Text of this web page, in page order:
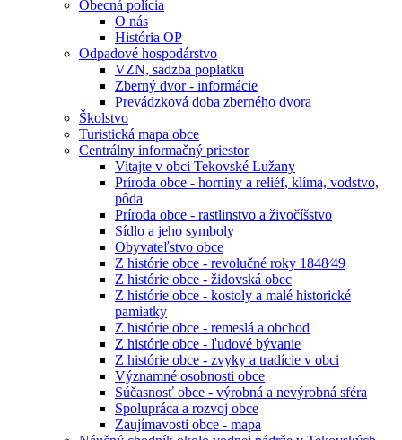
Obecná polícia
O nás
História OP
Odpadové hospodárstvo
VZN, sadzba poplatku
Zberný dvor - informácie
Prevádzková doba zberného dvora
Školstvo
Turistická mapa obce
Centrálny informačný priestor
Vitajte v obci Tekovské Lužany
Príroda obce - horniny a reliéf, klíma, vodstvo,
pôda
Príroda obce - rastlinstvo a živočíšstvo
Sídlo a jeho symboly
Obyvateľstvo obce
Z histórie obce - revolučné roky 1848⁄49
Z histórie obce - židovská obec
Z histórie obce - kostoly a malé historické
pamiatky
Z histórie obce - remeslá a obchod
Z histórie obce - ľudové bývanie
Z histórie obce - zvyky a tradície v obci
Významné osobnosti obce
Súčasnosť obce - výrobná a nevýrobná sféra
Spolupráca a rozvoj obce
Zaujímavosti obce - mapa